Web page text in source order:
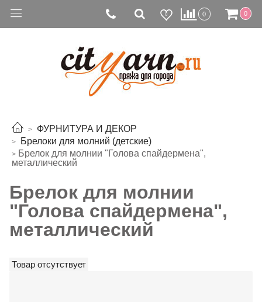
0 0 0
ФУРНИТУРА И ДЕКОР
Брелоки для молний (детские)
Брелок для молнии "Голова спайдермена",
металлический
Брелок для молнии
"Голова спайдермена",
металлический
Товар отсутствует